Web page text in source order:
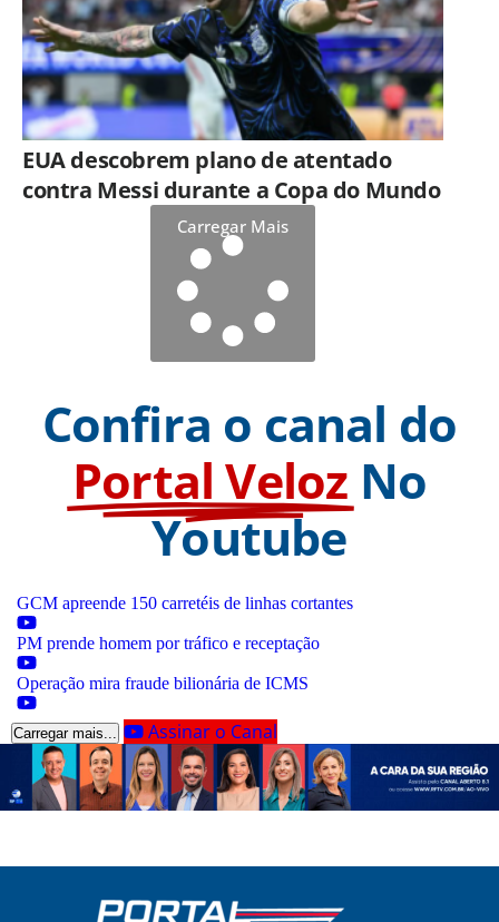
EUA descobrem plano de atentado
contra Messi durante a Copa do Mundo
Carregar Mais
Confira o canal do
Portal Veloz No
Youtube
GCM apreende 150 carretéis de linhas cortantes
PM prende homem por tráfico e receptação
Operação mira fraude bilionária de ICMS
Carregar mais... Assinar o Canal